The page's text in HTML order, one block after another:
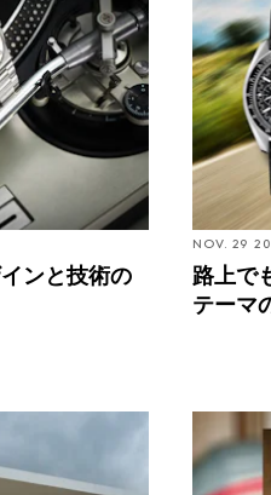
には
」
字が
って
ハウ
ーン
しい
う。
ンと技術の
の優れ
NOV. 29
路上で
テーマ
ァクチュール
クピー
ヨンを